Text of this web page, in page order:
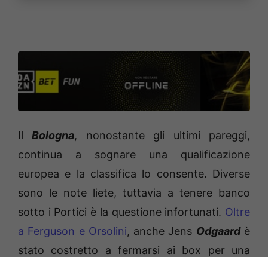
IlBologna, nonostante gli ultimi pareggi,
continua a sognare una qualificazione
europea e la classifica lo consente. Diverse
sono le note liete, tuttavia a tenere banco
sotto i Portici è la questione infortunati. Oltre
a Ferguson e Orsolini, anche Jens Odgaardè
stato costretto a fermarsi ai box per una